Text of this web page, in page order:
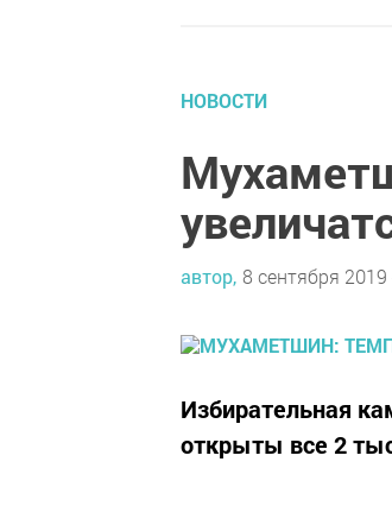
НОВОСТИ
автор, 8 сентября 2019
Избирательная
открыты все 2